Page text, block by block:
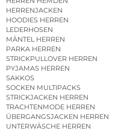
HERRENJACKEN
HOODIES HERREN
LEDERHOSEN
MÄNTEL HERREN
PARKA HERREN
STRICKPULLOVER HERREN
PYJAMAS HERREN
SAKKOS
SOCKEN MULTIPACKS
STRICKJACKEN HERREN
TRACHTENMODE HERREN
ÜBERGANGSJACKEN HERREN
UNTERWÄSCHE HERREN